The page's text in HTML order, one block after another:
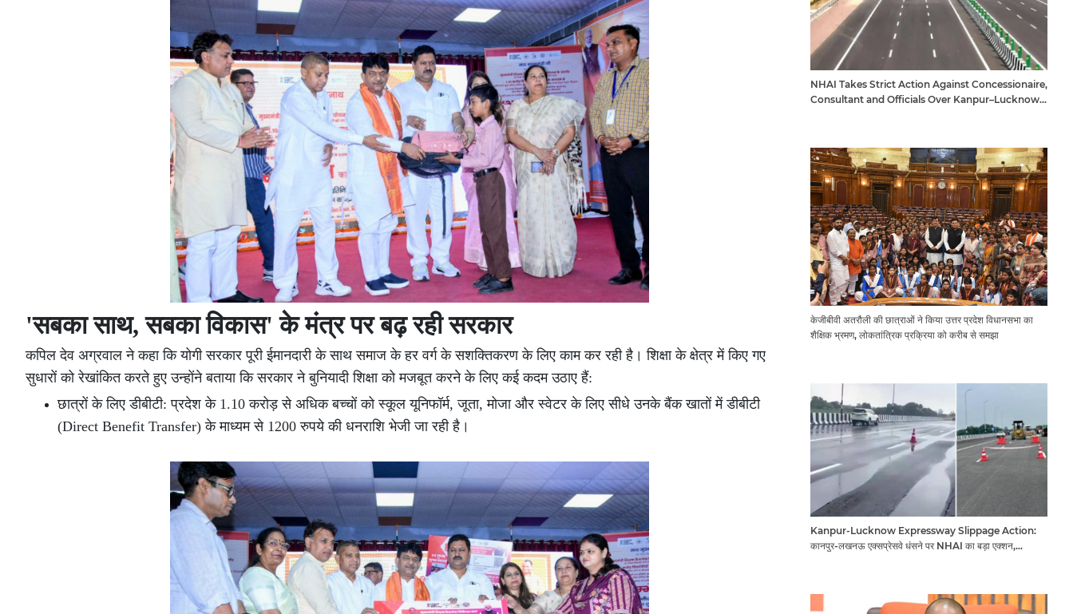
'सबका साथ, सबका विकास' के मंत्र पर बढ़ रही सरकार
कपिल देव अग्रवाल ने कहा कि योगी सरकार पूरी ईमानदारी के साथ समाज के हर वर्ग के सशक्तिकरण के लिए काम कर रही है। शिक्षा के क्षेत्र में किए गए
सुधारों को रेखांकित करते हुए उन्होंने बताया कि सरकार ने बुनियादी शिक्षा को मजबूत करने के लिए कई कदम उठाए हैं:
छात्रों के लिए डीबीटी: प्रदेश के 1.10 करोड़ से अधिक बच्चों को स्कूल यूनिफॉर्म, जूता, मोजा और स्वेटर के लिए सीधे उनके बैंक खातों में डीबीटी
(Direct Benefit Transfer) के माध्यम से 1200 रुपये की धनराशि भेजी जा रही है।
NHAI Takes Strict Action Against Concessionaire,
Consultant and Officials Over Kanpur–Lucknow
केजीबीवी अतरौली की छात्राओं ने किया उत्तर प्रदेश विधानसभा का
शैक्षिक भ्रमण, लोकतांत्रिक प्रक्रिया को करीब से समझा
Kanpur-Lucknow Expressway Slippage Action:
कानपुर-लखनऊ एक्सप्रेसवे धंसने पर NHAI का बड़ा एक्शन,